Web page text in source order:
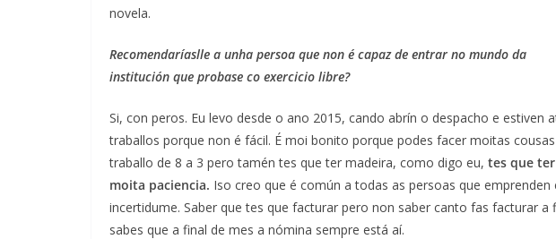
novela.
Recomendaríaslle a unha persoa que non é capaz de entrar no mundo da
institución que probase co exercicio libre?
Si, con peros. Eu levo desde o ano 2015, cando abrín o despacho e estiven
traballos porque non é fácil. É moi bonito porque podes facer moitas
traballo de 8 a 3 pero tamén tes que ter madeira, como digo eu, tes que
moita paciencia. Iso creo que é común a todas as persoas que
incertidume. Saber que tes que facturar pero non saber canto fas facturar a
sabes que a final de mes a nómina sempre está aí.